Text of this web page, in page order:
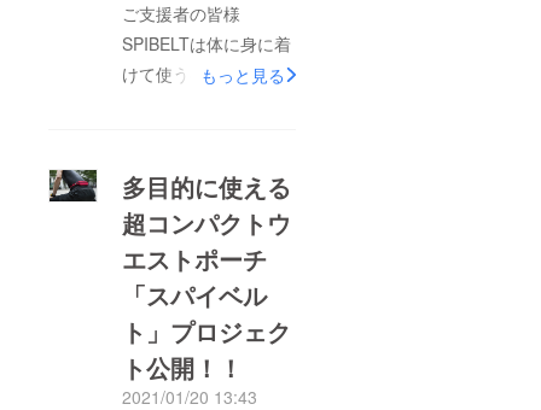
です。是非ともご検討
いただきたいと思って
おります。最後まで頑
願いいたします。株式
会社アルファネット
ご支援者の皆様
SPIBELTは体に身に着
けて使うのが定番で
もあります。身に着け
るのが気になるという
方は、是非試してみて
ください！引き続き、
ご支援宜しくお願いい
たします。
もっと見る
多目的に使える
超コンパクトウ
エストポーチ
「スパイベル
ト」プロジェク
ト公開！！
2021/01/20 13:43